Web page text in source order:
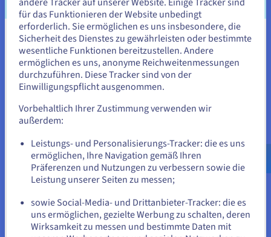
Erkunden Sie das Quantencomputing mit einer
vereinheitlichen Plattform zum mühelosen Simulieren,
Testen und Ausführen Ihrer Algorithmen auf Emulatoren
und QPUs.
Quantum as a Service entdecken
Identität, Sicherheit und Betrieb
Ihre Cloud-Dienste bei OVHcloud absichern, verwalten
und überwachen
Lösungen für Identität, Sicherheit und Betrieb
entdecken
Sie scheinen sich in Vereinigte
Staaten zu befinden.
Wenn Sie aus Vereinigte Staaten bestellen möchten, müssen Sie
sich auf der entsprechenden Website umsehen und dort einen
Account erstellen.
us.ovhcloud.com/
Englisch USD - $
oder
Auf der aktuellen Website bleiben
für das Funktionieren der Website unbedingt
erforderlich. Sie ermöglichen es uns insbesondere, die
Sicherheit des Dienstes zu gewährleisten oder bestimmte
wesentliche Funktionen bereitzustellen. Andere
ermöglichen es uns, anonyme Reichweitenmessungen
durchzuführen. Diese Tracker sind von der
Einwilligungspflicht ausgenommen.
Vorbehaltlich Ihrer Zustimmung verwenden wir
außerdem:
Leistungs- und Personalisierungs-Tracker: die es uns
ermöglichen, Ihre Navigation gemäß Ihren
Präferenzen und Nutzungen zu verbessern sowie die
Leistung unserer Seiten zu messen;
sowie Social-Media- und Drittanbieter-Tracker: die es
uns ermöglichen, gezielte Werbung zu schalten, deren
Wirksamkeit zu messen und bestimmte Daten mit